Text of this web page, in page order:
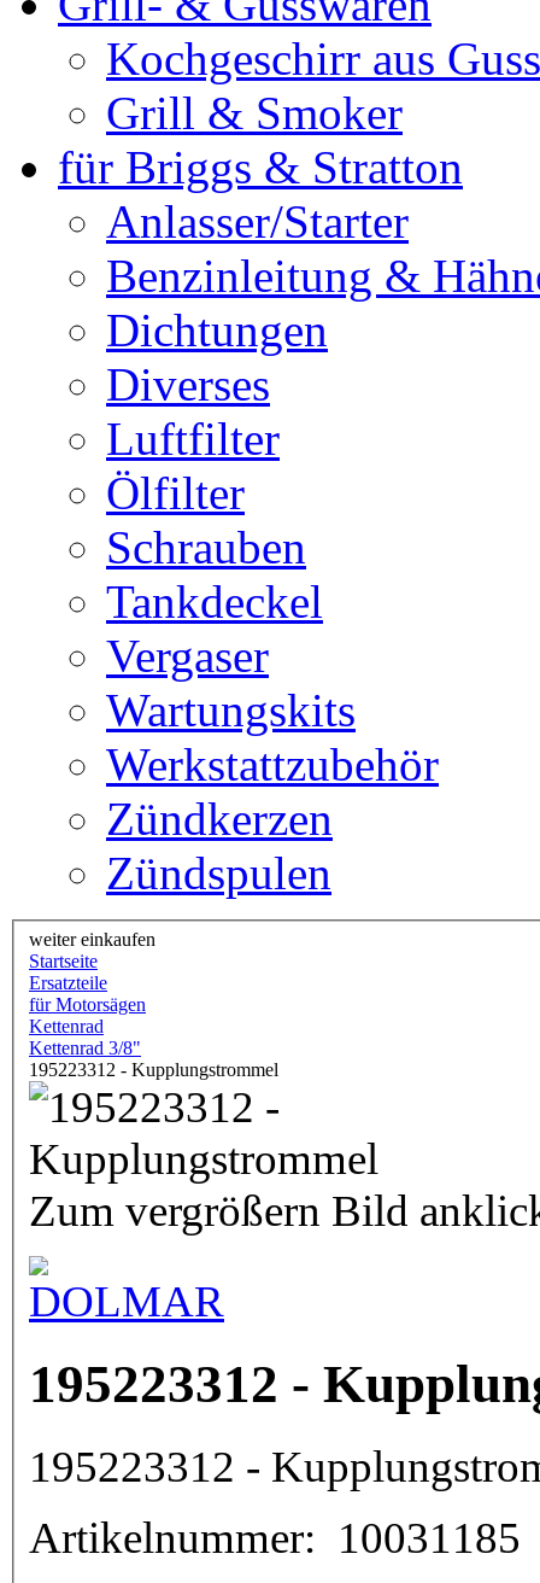
Kochgeschirr aus
Grill & Smoker
für Briggs & Stratton
Anlasser/Starter
Benzinleitung &
Dichtungen
Diverses
Luftfilter
Ölfilter
Schrauben
Tankdeckel
Vergaser
Wartungskits
Werkstattzubehör
Zündkerzen
Zündspulen
weiter einkaufen
Startseite
Ersatzteile
für Motorsägen
Kettenrad
Kettenrad 3/8"
195223312 - Kupplungstrommel
Zum vergrößern Bild
195223312 -
195223312 -
10031185